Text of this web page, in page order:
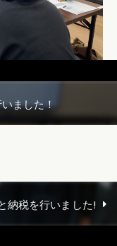
ました！
納税を行いました!